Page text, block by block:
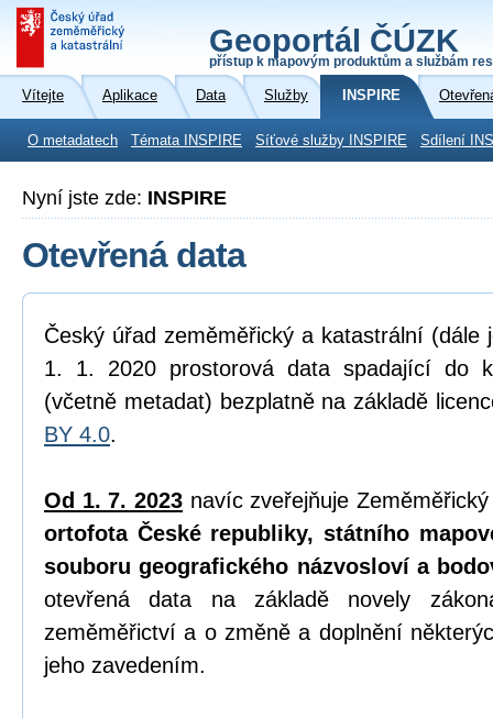
Geoportál ČÚZK
přístup k mapovým produktům a službám
Vítejte Aplikace Data Služby INSPIRE
O metadatech Témata INSPIRE Síťové služby INSPIRE Sdílení
Nyní jste zde: INSPIRE
Otevřená data
Český úřad zeměměřický a katastrální (dále
1. 1. 2020 prostorová data spadající do
(včetně metadat) bezplatně na základě
BY 4.0.
Od 1. 7. 2023 navíc zveřejňuje
ortofota České republiky, státního
souboru geografického názvosloví a
otevřená data na základě novely
zeměměřictví a o změně a doplnění
jeho zavedením.